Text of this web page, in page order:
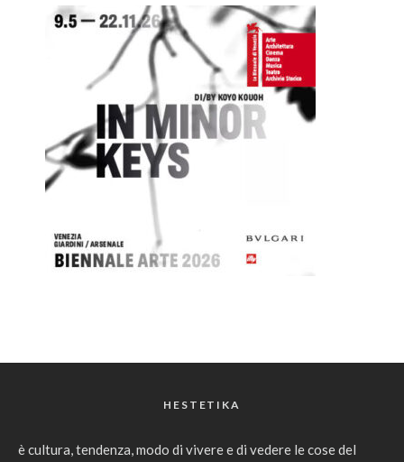
HESTETIKA
è cultura, tendenza, modo di vivere e di vedere le cose del